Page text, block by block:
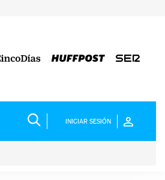
INICIAR SESIÓN